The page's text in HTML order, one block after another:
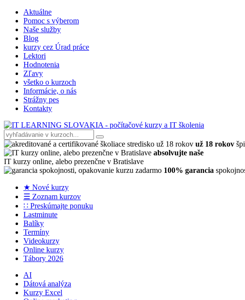
Aktuálne
Pomoc s výberom
Naše služby
Blog
kurzy cez Úrad práce
Lektori
Hodnotenia
Zľavy
všetko o kurzoch
Informácie, o nás
Strážny pes
Kontakty
už 18 rokov
absolvujte naše
IT kurzy online, alebo prezenčne v Bratislave
100% garancia
★ Nové kurzy
☰ Zoznam kurzov
∷ Preskúmajte ponuku
Lastminute
Balíky
Termíny
Videokurzy
Online kurzy
Tábory 2026
AI
Dátová analýza
Kurzy Excel